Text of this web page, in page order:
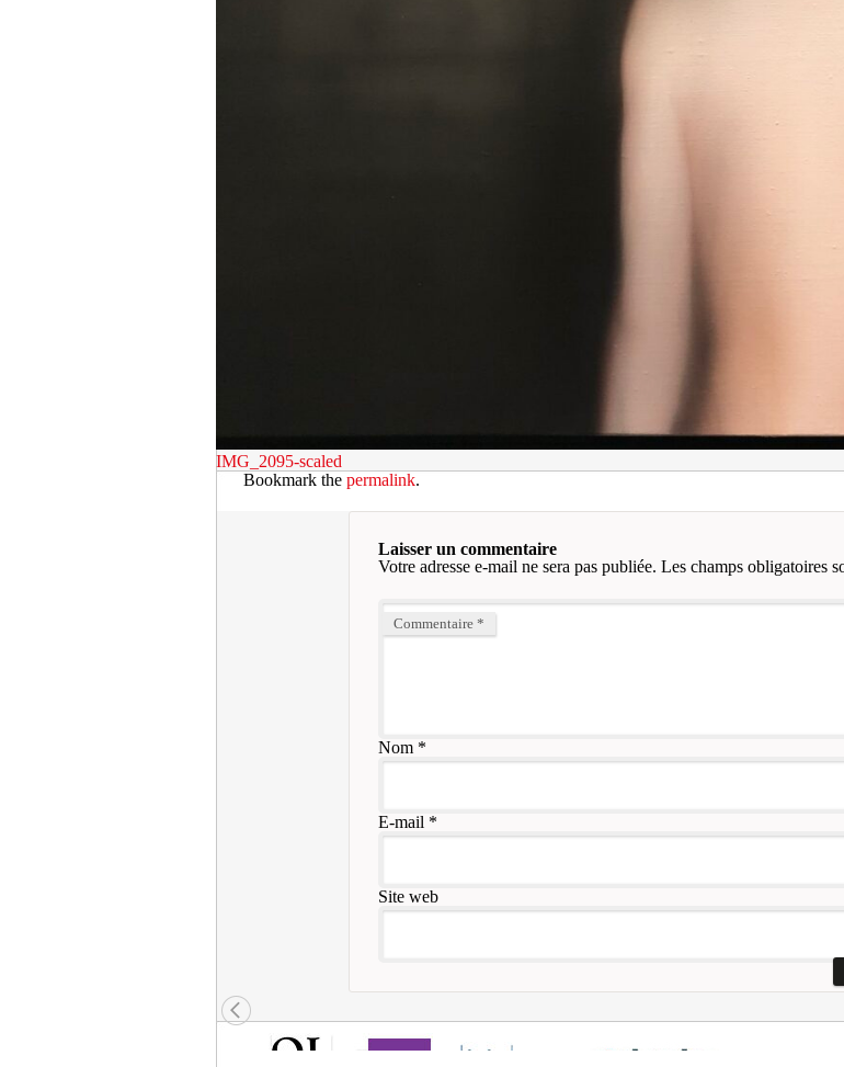
IMG_2095-scaled
Bookmark the permalink.
Laisser un commentaire
Votre adresse e-mail ne sera pas publiée. Les champs obligatoires
Commentaire *
Nom*
E-mail *
Site web